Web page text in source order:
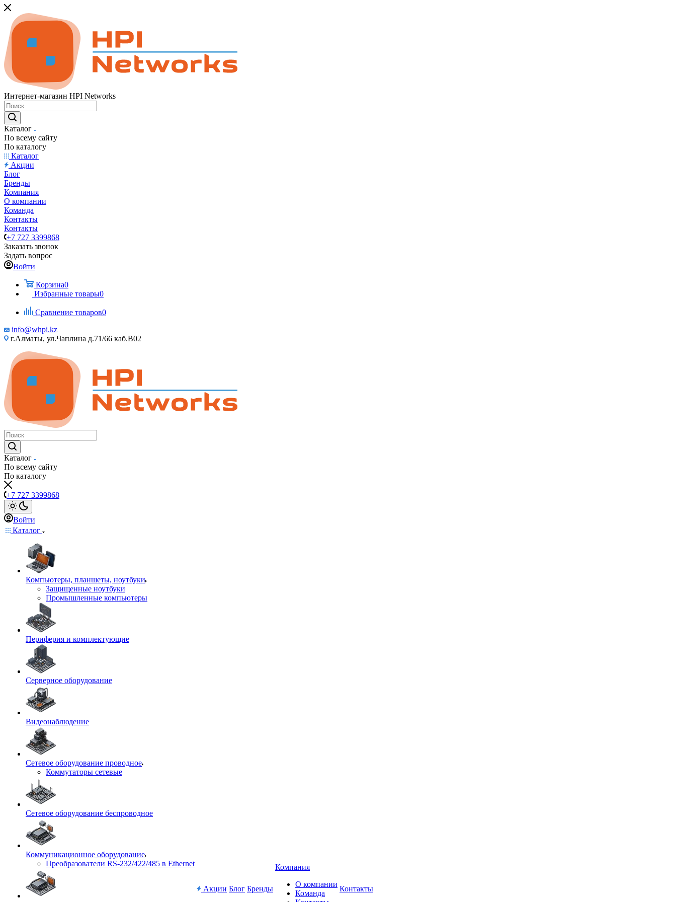
Интернет-магазин HPI Networks
Каталог
По всему сайту
По каталогу
Каталог
Акции
Блог
Бренды
Компания
О компании
Команда
Контакты
Контакты
+7 727 3399868
Заказать звонок
Задать вопрос
Войти
Корзина0
Избранные товары0
Сравнение товаров0
info@whpi.kz
г.Алматы, ул.Чаплина д.71/66 каб.B02
Каталог
По всему сайту
По каталогу
+7 727 3399868
Войти
Каталог
Компьютеры, планшеты, ноутбуки
Защищенные ноутбуки
Промышленные компьютеры
Периферия и комплектующие
Серверное оборудование
Видеонаблюдение
Сетевое оборудование проводное
Коммутаторы сетевые
Сетевое оборудование беспроводное
Коммуникационное оборудование
Преобразователи RS-232/422/485 в Ethernet
Акции Блог Бренды
Компания
О компании
Команда
Контакты